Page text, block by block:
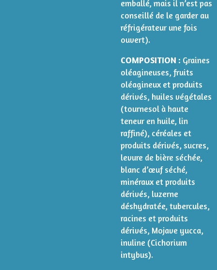
emballé, mais il n’est pas
conseillé de le garder au
réfrigérateur une fois
ouvert).
COMPOSITION : Graines
oléagineuses, fruits
oléagineux et produits
dérivés, huiles végétales
(tournesol à haute
teneur en huile, lin
raffiné), céréales et
produits dérivés, sucres,
levure de bière séchée,
blanc d’œuf séché,
minéraux et produits
dérivés, luzerne
déshydratée, tubercules,
racines et produits
dérivés, Mojave yucca,
inuline (Cichorium
intybus).